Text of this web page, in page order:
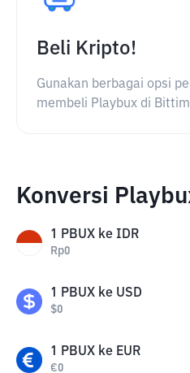
Beli Kripto!
Gunakan berbagai opsi
membeli Playbux di
Konversi
1 PBUX ke IDR
Rp0
1 PBUX ke USD
$0
1 PBUX ke EUR
€0